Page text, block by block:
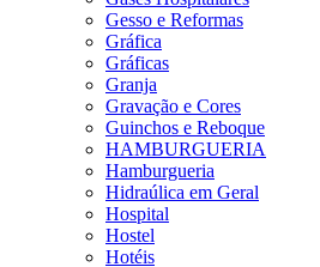
Gesso e Reformas
Gráfica
Gráficas
Granja
Gravação e Cores
Guinchos e Reboque
HAMBURGUERIA
Hamburgueria
Hidraúlica em Geral
Hospital
Hostel
Hotéis